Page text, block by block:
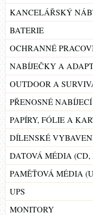
KANCELÁŘSKÝ
BATERIE
OCHRANNÉ
NABÍJEČKY A
OUTDOOR A
PŘENOSNÉ
PAPÍRY, FÓLIE A
DÍLENSKÉ
DATOVÁ MÉDIA (CD,
PAMĚŤOVÁ MÉDIA
UPS
MONITORY